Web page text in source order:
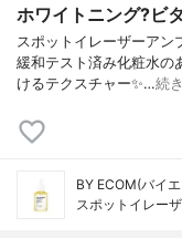
ホワイトニング?ビ
スポットイレーザーア
緩和テスト済み化粧水の
けるテクスチャー✨…続
BY ECOM(バイ
スポットイレー